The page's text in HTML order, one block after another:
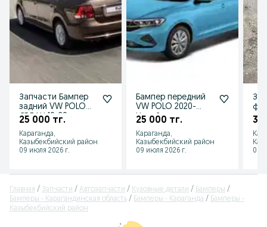
Запчасти Бампер
задний VW POLO
СЕДАН 10-20 год. в
наличие новые...
25 000 тг.
Караганда,
Казыбекбийский район
09 июля 2026 г.
Бампер передний
VW POLO 2020-
Новый кузов в
наличии отправка
25 000 тг.
Караганда,
Казыбекбийский район
09 июля 2026 г.
30
01
Главная Запчасти Автозапчасти Кузовные детали
Бамперы
Бамперы - Карагандинская область
Бамперы - Караганда
Бамперы -
Казыбекбийский район